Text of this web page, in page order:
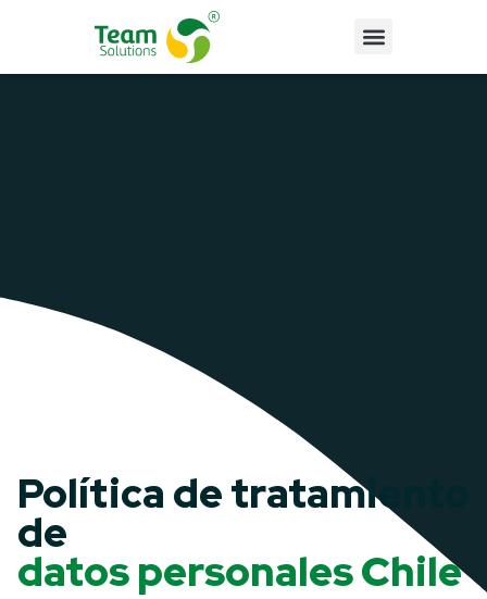
Política de tratamiento
de
datos personales Chile